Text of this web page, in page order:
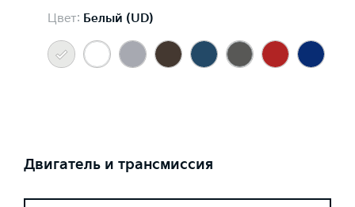
Цвет: Белый (UD)
Двигатель и трансмиссия